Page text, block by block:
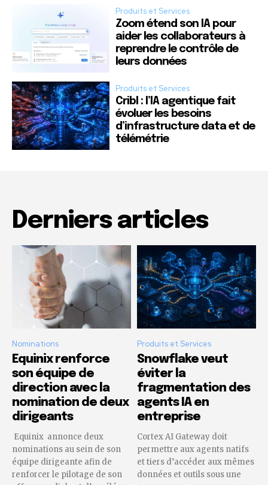
Produits et Services
Zoom étend son IA pour
aider les collaborateurs à
reprendre le contrôle de
leurs données
Produits et Services
Cribl : l’IA agentique fait
évoluer les besoins
d’infrastructure data et de
télémétrie
Derniers articles
Nominations
Equinix renforce
son équipe de
direction avec la
nomination de deux
dirigeants
Equinix annonce deux
nominations au sein de son
équipe dirigeante afin de
renforcer le pilotage de son
Produits et Services
Snowflake veut
éviter la
fragmentation des
agents IA en
entreprise
Cortex AI Gateway doit
permettre aux agents natifs
et tiers d’accéder aux mêmes
données et outils sous une